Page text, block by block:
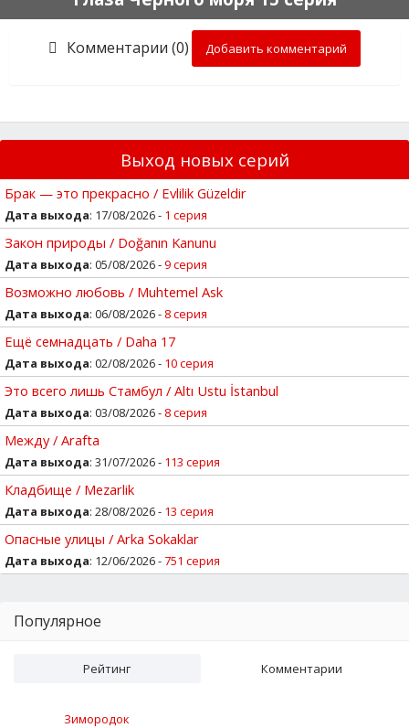
Комментарии (0) Добавить комментарий
Выход новых серий
Брак — это прекрасно / Evlilik Güzeldir
Дата выхода: 17/08/2026 - 1 серия
Закон природы / Doğanın Kanunu
Дата выхода: 05/08/2026 -9 серия
Возможно любовь / Muhtemel Ask
Дата выхода: 06/08/2026 - 8 серия
Ещё семнадцать / Daha 17
Дата выхода: 02/08/2026 - 10 серия
Это всего лишь Стамбул / Altı Ustu İstanbul
Дата выхода: 03/08/2026 - 8 серия
Между / Arafta
Дата выхода: 31/07/2026 - 113 серия
Кладбище / Mezarlik
Дата выхода: 28/08/2026 - 13 серия
Опасные улицы / Arka Sokaklar
Дата выхода: 12/06/2026 -751 серия
Популярное
Рейтинг Комментарии
Зимородок